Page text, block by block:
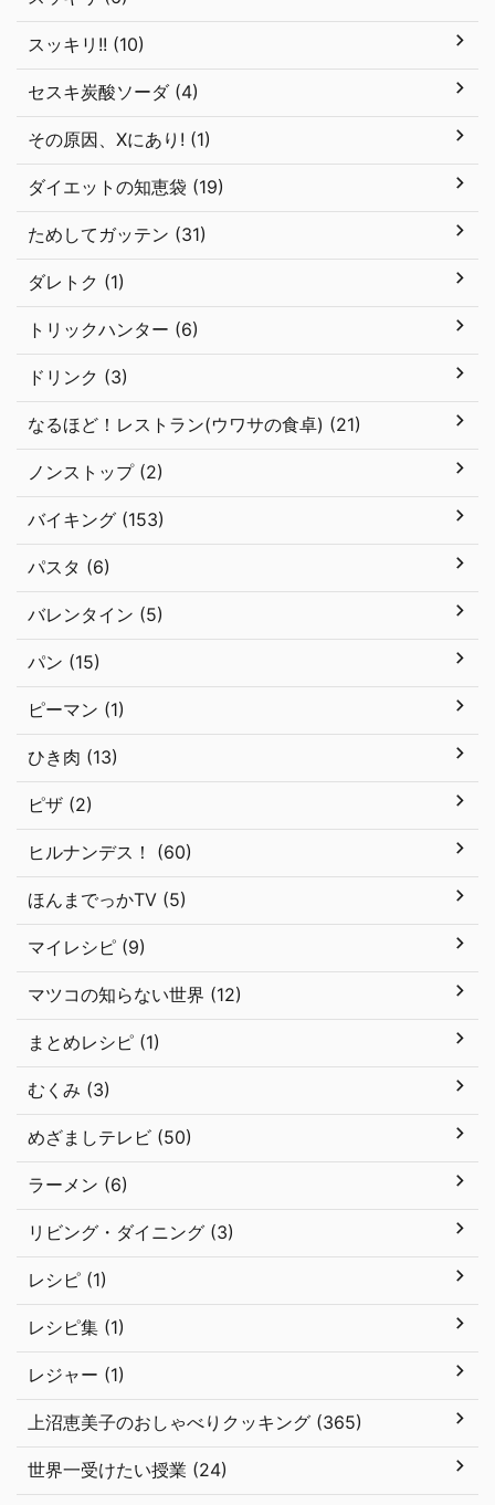
スッキリ!! (10)
セスキ炭酸ソーダ (4)
その原因、Xにあり! (1)
ダイエットの知恵袋 (19)
ためしてガッテン (31)
ダレトク (1)
トリックハンター (6)
ドリンク (3)
なるほど！レストラン(ウワサの食卓) (21)
ノンストップ (2)
バイキング (153)
パスタ (6)
バレンタイン (5)
パン (15)
ピーマン (1)
ひき肉 (13)
ピザ (2)
ヒルナンデス！ (60)
ほんまでっかTV (5)
マイレシピ (9)
マツコの知らない世界 (12)
まとめレシピ (1)
むくみ (3)
めざましテレビ (50)
ラーメン (6)
リビング・ダイニング (3)
レシピ (1)
レシピ集 (1)
レジャー (1)
上沼恵美子のおしゃべりクッキング (365)
世界一受けたい授業 (24)